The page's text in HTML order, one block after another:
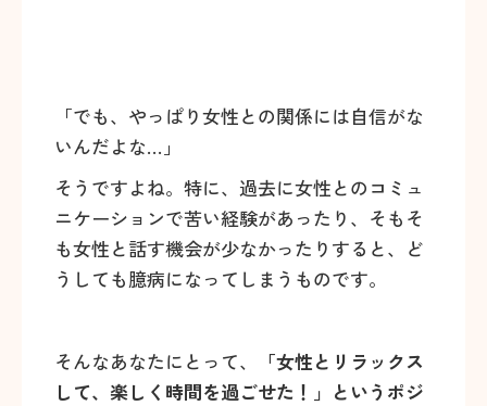
「でも、やっぱり女性との関係には自信がな
いんだよな…」
そうですよね。特に、過去に女性とのコミュ
ニケーションで苦い経験があったり、そもそ
も女性と話す機会が少なかったりすると、ど
うしても臆病になってしまうものです。
そんなあなたにとって、
「女性とリラックス
して、楽しく時間を過ごせた！」というポジ